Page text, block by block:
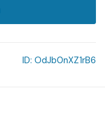
ID: OdJb0nXZ1rB6